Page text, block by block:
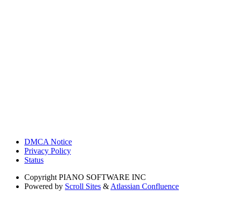
DMCA Notice
Privacy Policy
Status
Copyright PIANO SOFTWARE INC
Powered by Scroll Sites & Atlassian Confluence